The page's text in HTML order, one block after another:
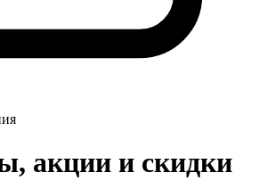
акции и скидки